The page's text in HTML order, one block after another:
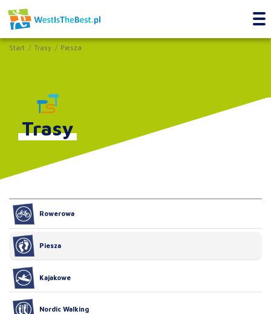
Start Trasy Piesza
Trasy
Rowerowa
Piesza
Kajakowe
Nordic Walking